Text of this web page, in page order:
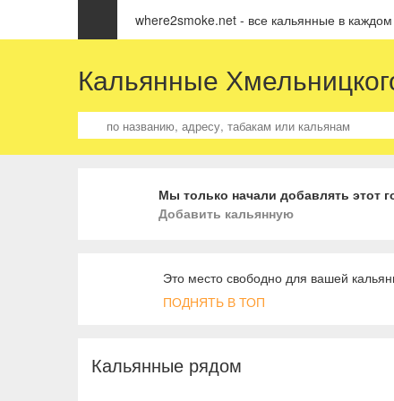
where2smoke.net - все кальянные в
Кальянные
Мы только начали добавлять этот
Добавить кальянную
Это место свободно для вашей
ПОДНЯТЬ В ТОП
Кальянные рядом